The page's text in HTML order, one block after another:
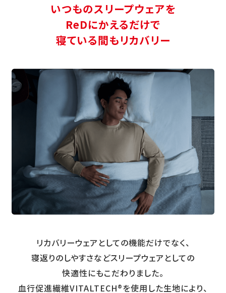
いつものスリープウェアを
ReDにかえるだけで
寝ている間もリカバリー
リカバリーウェアとしての機能だけでなく、
寝返りのしやすさなどスリープウェアとしての
快適性にもこだわりました。
血行促進繊維VITALTECH®を使用した生地により、